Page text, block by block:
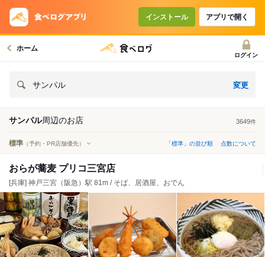
インストール アプリで開く
ホーム
ログイン
サンパル 変更
サンパル周辺のお店 3649件
標準 （予約・PR店舗優先） 「標準」の並び順 点数について
おらが蕎麦 プリコ三宮店
[兵庫] 神戸三宮（阪急）駅 81m / そば、居酒屋、おでん